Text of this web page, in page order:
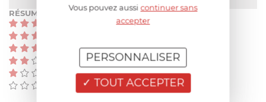
RÉSUMÉ
(0)
Vous pouvez aussicontinuer sans
accepter
TOUT ACCEPTER
PERSONNALISER